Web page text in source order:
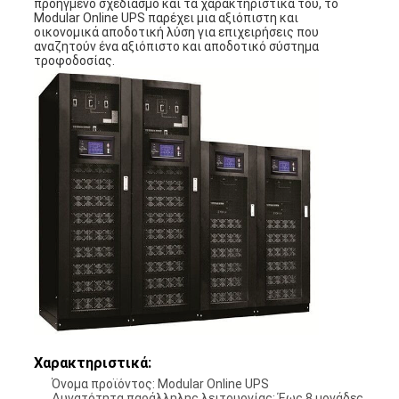
προηγμένο σχεδιασμό και τα χαρακτηριστικά του, το
Modular Online UPS παρέχει μια αξιόπιστη και
οικονομικά αποδοτική λύση για επιχειρήσεις που
αναζητούν ένα αξιόπιστο και αποδοτικό σύστημα
τροφοδοσίας.
Χαρακτηριστικά:
Όνομα προϊόντος: Modular Online UPS